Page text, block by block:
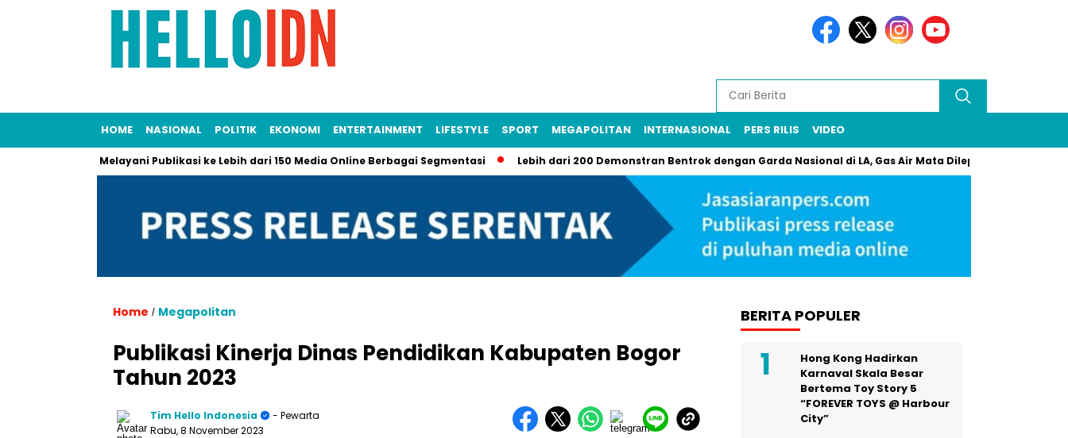
HOME NASIONAL POLITIK EKONOMI ENTERTAINMENT LIFESTYLE SPORT MEGAPOLITAN INTERNASIONAL PERS RILIS VIDEO
Melayani Publikasi ke Lebih dari 150 Media Online Berbagai Segmentasi Lebih dari 200 Demonstran Bentrok dengan Garda Nasional di LA, Gas Air Mata Dilepaskan Brutal
Home / Megapolitan
Publikasi Kinerja Dinas Pendidikan Kabupaten Bogor
Tahun 2023
Tim Hello Indonesia
- Pewarta
Rabu, 8 November 2023
BERITA POPULER
Hong Kong Hadirkan
Karnaval Skala Besar
Bertema Toy Story 5
“FOREVER TOYS @ Harbour
City”